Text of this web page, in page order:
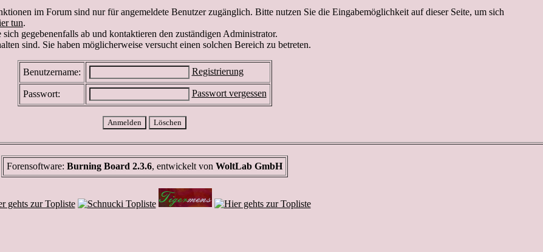
im Forum sind nur für angemeldete Benutzer zugänglich. Bitte nutzen Sie die Eingabemöglichkeit auf dieser Seite, um sich
tun.
gegebenenfalls ab und kontaktieren den zuständigen Administrator.
sind. Sie haben möglicherweise versucht einen solchen Bereich zu betreten.
Benutzername: Registrierung
Passwort: Passwort vergessen
Forensoftware: Burning Board 2.3.6, entwickelt von WoltLab GmbH